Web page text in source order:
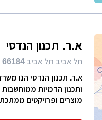
א.ר. תכנון הנדסי
תל אביב תל אביב 66184
א.ר. תכנון הנדסי הנו
ותכנון הדמיות
מוצרים ופרויקטים